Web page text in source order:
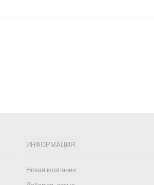
ИНФОРМАЦИЯ
Новая компания